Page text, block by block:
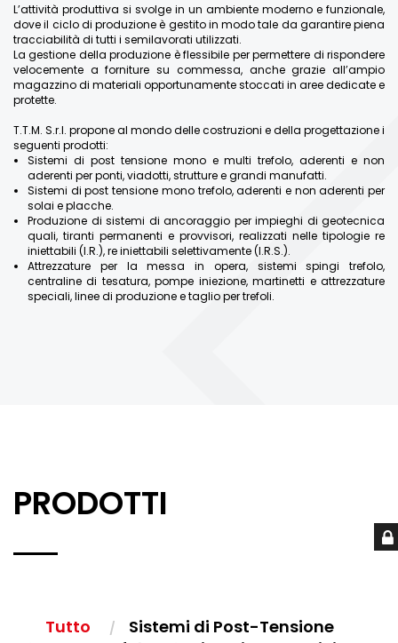
L’attività produttiva si svolge in un ambiente moderno e funzionale,
dove il ciclo di produzione è gestito in modo tale da garantire piena
tracciabilità di tutti i semilavorati utilizzati.
La gestione della produzione è flessibile per permettere di rispondere
velocemente a forniture su commessa, anche grazie all’ampio
magazzino di materiali opportunamente stoccati in aree dedicate e
protette.
T.T.M. S.r.l. propone al mondo delle costruzioni e della progettazione i
seguenti prodotti:
Sistemi di post tensione mono e multi trefolo, aderenti e non
aderenti per ponti, viadotti, strutture e grandi manufatti.
Sistemi di post tensione mono trefolo, aderenti e non aderenti per
solai e placche.
Produzione di sistemi di ancoraggio per impieghi di geotecnica
quali, tiranti permanenti e provvisori, realizzati nelle tipologie re
iniettabili (I.R.), re iniettabili selettivamente (I.R.S.).
Attrezzature per la messa in opera, sistemi spingi trefolo,
centraline di tesatura, pompe iniezione, martinetti e attrezzature
speciali, linee di produzione e taglio per trefoli.
PRODOTTI
Tutto
Sistemi di Post-Tensione